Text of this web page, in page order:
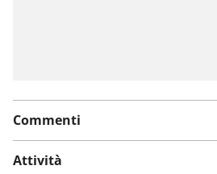
Commenti
Attività